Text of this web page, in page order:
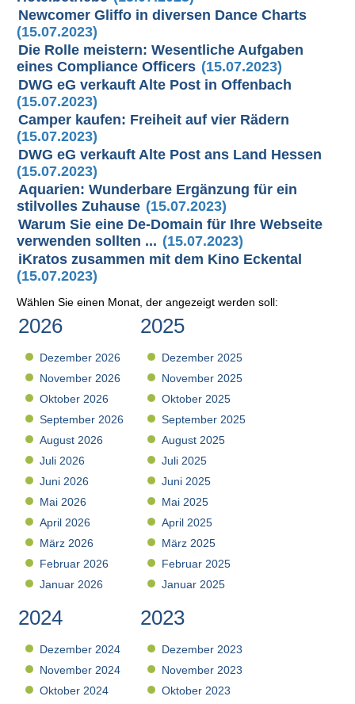
Newcomer Gliffo in diversen Dance Charts
(15.07.2023)
Die Rolle meistern: Wesentliche Aufgaben
eines Compliance Officers (15.07.2023)
DWG eG verkauft Alte Post in Offenbach
(15.07.2023)
Camper kaufen: Freiheit auf vier Rädern
(15.07.2023)
DWG eG verkauft Alte Post ans Land Hessen
(15.07.2023)
Aquarien: Wunderbare Ergänzung für ein
stilvolles Zuhause (15.07.2023)
Warum Sie eine De-Domain für Ihre Webseite
verwenden sollten ... (15.07.2023)
iKratos zusammen mit dem Kino Eckental
(15.07.2023)
Wählen Sie einen Monat, der angezeigt werden soll:
2026
Dezember 2026
November 2026
Oktober 2026
September 2026
August 2026
Juli 2026
Juni 2026
Mai 2026
April 2026
März 2026
Februar 2026
Januar 2026
2025
Dezember 2025
November 2025
Oktober 2025
September 2025
August 2025
Juli 2025
Juni 2025
Mai 2025
April 2025
März 2025
Februar 2025
Januar 2025
2024
Dezember 2024
November 2024
Oktober 2024
2023
Dezember 2023
November 2023
Oktober 2023